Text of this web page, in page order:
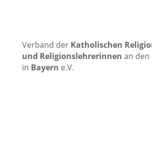
Verband der Katholischen
und Religionslehrerinnen an den
in Bayern e.V.